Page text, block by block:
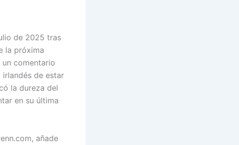
de 2025 tras
la próxima
comentario
de estar
la dureza del
en su última
añade